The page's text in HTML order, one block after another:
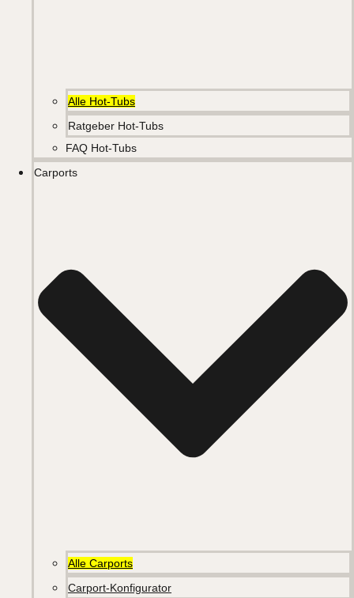
Alle Hot-Tubs
Ratgeber Hot-Tubs
FAQ Hot-Tubs
Carports
Alle Carports
Carport-Konfigurator